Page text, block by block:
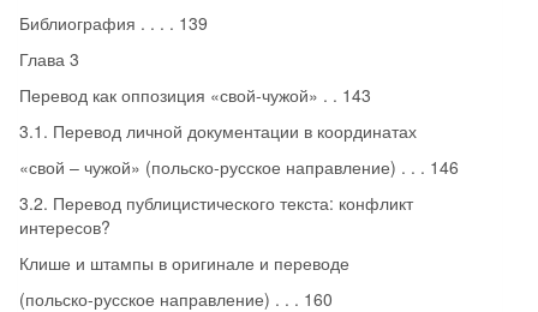
Библиография . . . . 139
Глава 3
Перевод как оппозиция «свой-чужой» . . 143
3.1. Перевод личной документации в координатах
«свой – чужой» (польско-русское направление) . . . 146
3.2. Перевод публицистического текста: конфликт
интересов?
Клише и штампы в оригинале и переводе
(польско-русское направление) . . . 160